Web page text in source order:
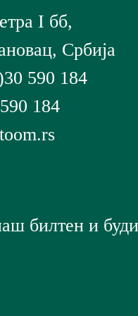
I бб,
Србија
590 184
184
билтен и